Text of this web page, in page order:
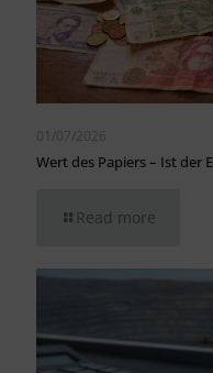
01/07/2026
Wert des Papiers – Ist der
Read more